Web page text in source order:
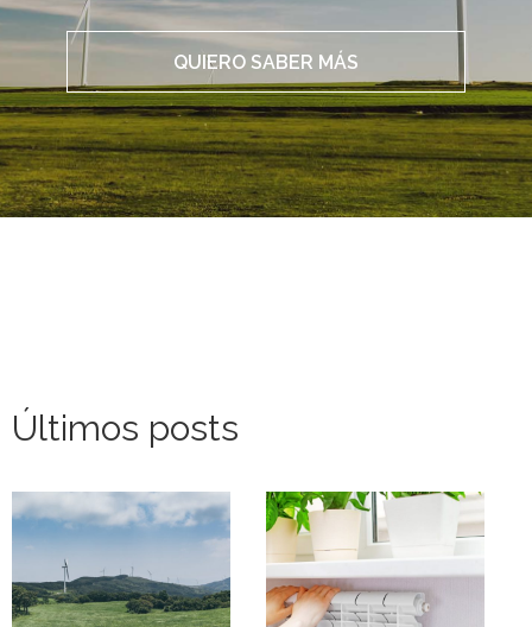
QUIERO SABER MÁS
Últimos posts